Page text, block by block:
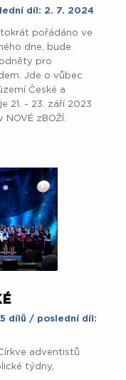
díl: 2. 7. 2024
pořádáno ve
dne, bude
pro
Jde o vůbec
České a
21. - 23. září 2023
zBOŽÍ.
dílů / poslední díl:
adventistů
týdny,